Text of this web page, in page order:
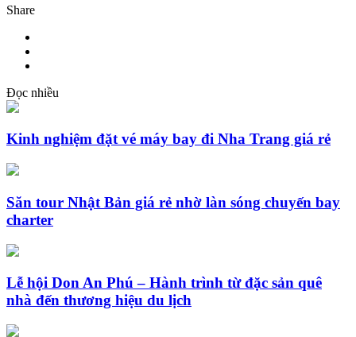
Share
Đọc nhiều
Kinh nghiệm đặt vé máy bay đi Nha Trang giá rẻ
Săn tour Nhật Bản giá rẻ nhờ làn sóng chuyến bay
charter
Lễ hội Don An Phú – Hành trình từ đặc sản quê
nhà đến thương hiệu du lịch